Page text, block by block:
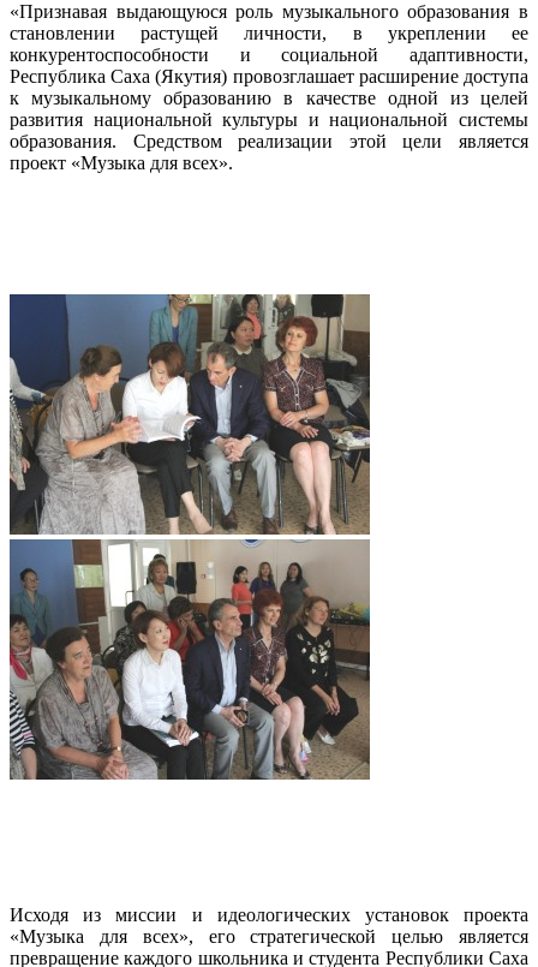
«Признавая выдающуюся роль музыкального образования в
становлении растущей личности, в укреплении ее
конкурентоспособности и социальной адаптивности,
Республика Саха (Якутия) провозглашает расширение доступа
к музыкальному образованию в качестве одной из целей
развития национальной культуры и национальной системы
образования. Средством реализации этой цели является
проект «Музыка для всех».
Исходя из миссии и идеологических установок проекта
«Музыка для всех», его стратегической целью является
превращение каждого школьника и студента Республики Саха